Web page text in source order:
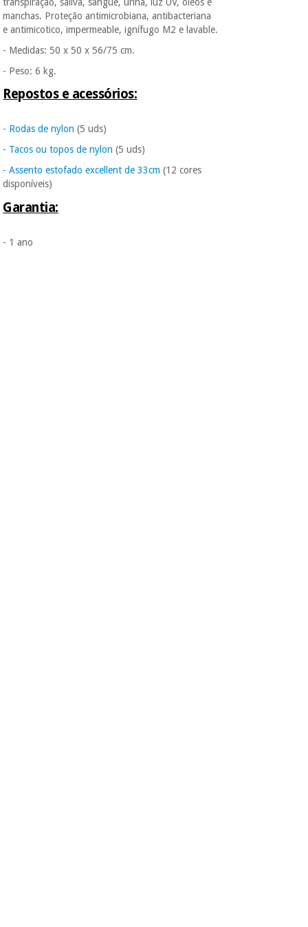
manchas. Proteção antimicrobiana, antibacteriana
e antimicotico, impermeable, ignífugo M2 e lavable.
- Medidas: 50 x 50 x 56/75 cm.
- Peso: 6 kg.
Repostos e acessórios:
- Rodas de nylon (5 uds)
- Tacos ou topos de nylon (5 uds)
- Assento estofado excellent de 33cm (12 cores
disponíveis)
Garantia:
- 1 ano